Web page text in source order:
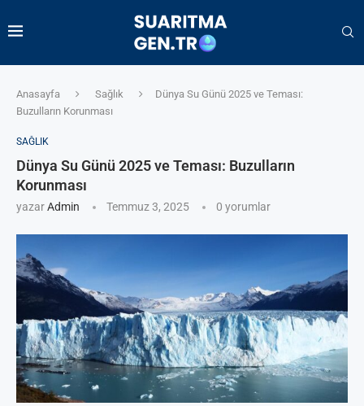
Anasayfa Sağlık
Dünya Su Günü 2025 ve Teması:
Buzulların Korunması
SAĞLIK
Dünya Su Günü 2025 ve Teması: Buzulların
Korunması
yazarAdmin Temmuz 3, 2025 0 yorumlar